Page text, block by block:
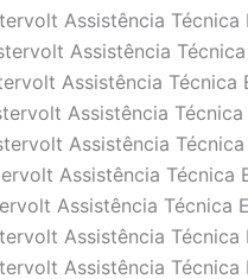
Conserto Serviços Técnicos Especializados Sanmarte Brasil Am | Mastervolt Conserto Serviços Técnicos Especializados Sanmarte Brasil Ba | Mastervolt Conserto Serviços Técnicos Especializados Sanmarte Brasil Ce | Mastervolt Conserto Serviços Técnicos Especializados Sanmarte Brasil Df | Mastervolt Conserto Serviços Técnicos Especializados Sanmarte Brasil Es | Mastervolt Conserto Serviços Técnicos Especializados Sanmarte Brasil Go | Mastervolt Conserto Serviços Técnicos Especializados Sanmarte Brasil Ma | Mastervolt Conserto Serviços Técnicos Especializados Sanmarte Brasil Mt | Mastervolt Conserto Serviços Técnicos Especializados Sanmarte Brasil Ms | Mastervolt Conserto Serviços Técnicos Especializados Sanmarte Brasil Mg | Mastervolt Conserto Serviços Técnicos Especializados Sanmarte Brasil Pa | Mastervolt Conserto Serviços Técnicos Especializados Sanmarte Brasil Pb | Mastervolt Conserto Serviços Técnicos Especializados Sanmarte Brasil Pr | Mastervolt Conserto Serviços Técnicos Especializados Sanmarte Brasil Pe | Mastervolt Conserto Serviços Técnicos Especializados Sanmarte Brasil Pi | Mastervolt Conserto Serviços Técnicos Especializados Sanmarte Brasil Rj | Mastervolt Conserto Serviços Técnicos Especializados Sanmarte Brasil Rn | Mastervolt Conserto Serviços Técnicos Especializados Sanmarte Brasil Rs | Mastervolt Conserto Serviços Técnicos Especializados Sanmarte Brasil Ro | Mastervolt Conserto Serviços Técnicos Especializados Sanmarte Brasil Rr | Mastervolt Conserto Serviços Técnicos Especializados Sanmarte Brasil Sc | Mastervolt Conserto Serviços